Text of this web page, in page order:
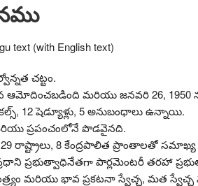
text (with English text)
చట్టం.
న ఆమోదించబడింది మరియు జనవరి 26, 1950
12 షెడ్యూళ్లు, 5 అనుబంధాలు ఉన్నాయి.
ప్రపంచంలోనే పొడవైనది.
29 రాష్ట్రాలు, 8 కేంద్రపాలిత ప్రాంతాలతో
ప్రభుత్వాధినేతగా పార్లమెంటరీ తరహా
మరియు భావ ప్రకటనా స్వేచ్ఛ, మత